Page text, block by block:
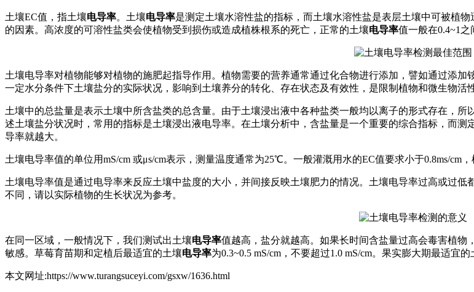
土壤EC值，指土壤电导率。土壤电导率是测定土壤水溶性盐的指标，而土壤水溶性盐是表层土壤中可被植
的因素。高浓度的可溶性盐类会使植物受到损伤或造成植株根系的死亡，正常的土壤电导率值一般在0.4~1之
土壤电导率对植物能够对植物的施肥起指导作用。植物需要的营养通常通过化合物进行添加，譬如通过添
一定水分条件下土壤盐分的实际状况，影响到土壤养分的转化、存在状态及有效性，是限制植物和微生物活
土壤中的总盐量是表示土壤中所含盐类的总含量。由于土壤浸出液中各种盐类一般均以离子的形式存在，
述土壤盐分状况时，常用的指标是土壤浸出液电导率。在土壤分析中，含盐量是一个重要的综合指标，而
导率就越大。
土壤电导率值的单位用mS/cm 或μs/cm表示，测量温度通常为25℃。一般灌溉用水的EC值要求小于0.8ms/cm
土壤电导率值是通过电导率来反应土壤中盐度的大小，并间接反映土壤肥力的情况。土壤电导率过高或过
不同，请以实际植物的生长状况为参考。
在同一区域，一般情况下，我们测试出土壤电导率值越高，盐分就越高。如果长时间含盐量过高会毒害植
敏感。草莓育苗期和定植后最适宜的土壤电导率为0.3~0.5 mS/cm，不要超过1.0 mS/cm。果实膨大期最适宜的
本文网址:https://www.turangsuceyi.com/gsxw/1636.html